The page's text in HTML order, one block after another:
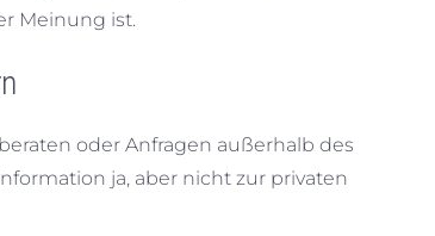
Meinung ist.
oder Anfragen außerhalb des
ja, aber nicht zur privaten